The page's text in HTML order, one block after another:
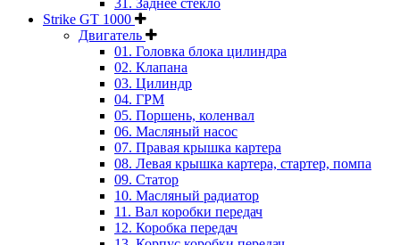
31. Заднее стекло
Strike GT 1000
Двигатель
01. Головка блока цилиндра
02. Клапана
03. Цилиндр
04. ГРМ
05. Поршень, коленвал
06. Масляный насос
07. Правая крышка картера
08. Левая крышка картера, стартер, помпа
09. Статор
10. Масляный радиатор
11. Вал коробки передач
12. Коробка передач